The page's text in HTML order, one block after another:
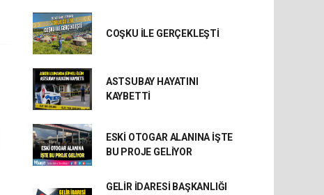
COŞKU İLE GERÇEKLEŞTİ
ASTSUBAY HAYATINI
KAYBETTİ
ESKİ OTOGAR ALANINA İŞTE
BU PROJE GELİYOR
GELİR İDARESİ BAŞKANLIĞI